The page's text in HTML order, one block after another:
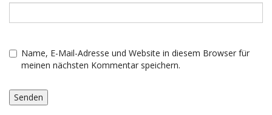
Name, E-Mail-Adresse und Website in diesem Browser für
meinen nächsten Kommentar speichern.